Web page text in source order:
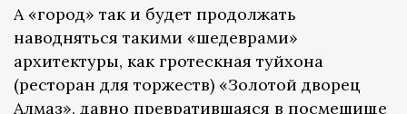
А «город» так и будет продолжать
наводняться такими «шедеврами»
архитектуры, как гротескная туйхона
(ресторан для торжеств) «Золотой дворец
Алмаз», давно превратившаяся в посмешище